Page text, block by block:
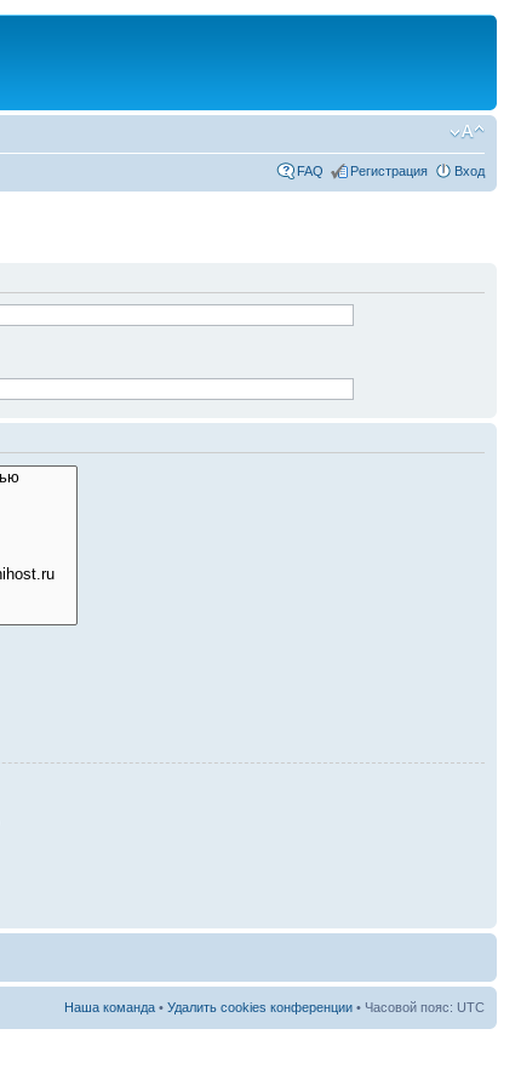
FAQ Регистрация Вход
Наша команда • Удалить cookies конференции • Часовой пояс: UTC